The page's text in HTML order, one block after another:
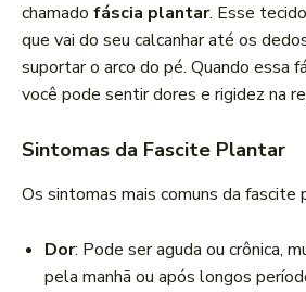
chamado fáscia plantar. Esse
que vai do seu calcanhar até os
suportar o arco do pé. Quando essa
você pode sentir dores e rigidez na
Sintomas da Fascite Plantar
Os sintomas mais comuns da fascite
Dor: Pode ser aguda ou crônica,
pela manhã ou após longos